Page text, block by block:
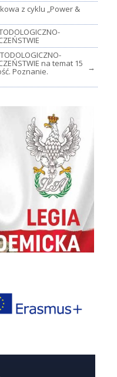
z cyklu „Power &
na temat 15
Poznanie. →